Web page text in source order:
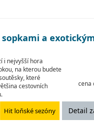
a
i nejvyšší hora
na kterou budete
které
cestovních
cena
Detail
Hit loňské sezóny